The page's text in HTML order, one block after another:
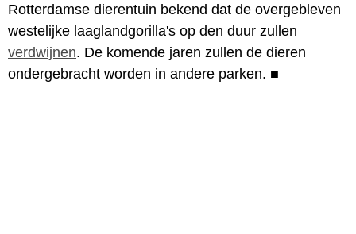
Rotterdamse dierentuin bekend dat de overgebleven
westelijke laaglandgorilla's op den duur zullen
verdwijnen. De komende jaren zullen de dieren
ondergebracht worden in andere parken. ■